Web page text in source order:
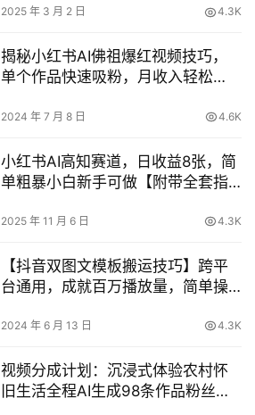
2025 年 3 月 2 日 4.3K
揭秘小红书AI佛祖爆红视频技巧，
单个作品快速吸粉，月收入轻松
2024 年 7 月 8 日 4.6K
小红书AI高知赛道，日收益8张，简
单粗暴小白新手可做【附带全套指
2025 年 11 月 6 日 4.3K
【抖音双图文模板搬运技巧】跨平
台通用，成就百万播放量，简单操
2024 年 6 月 13 日 4.3K
视频分成计划：沉浸式体验农村怀
旧生活全程AI生成98条作品粉丝